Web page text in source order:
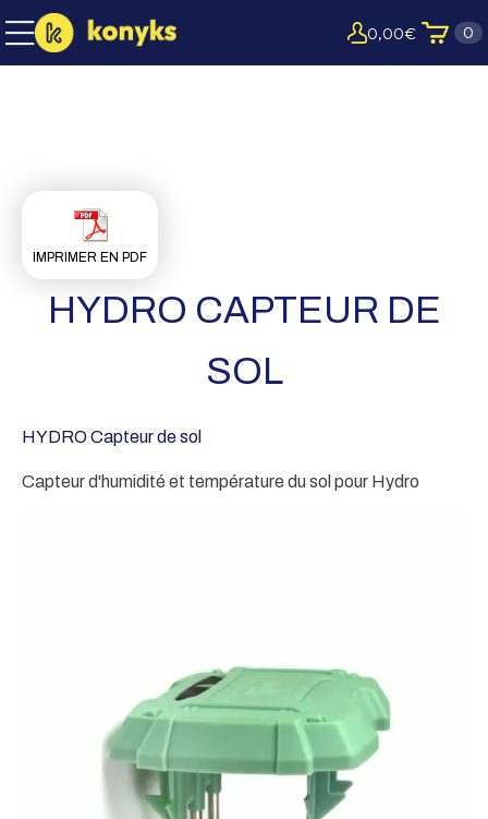
0,00€ 0
IMPRIMER EN PDF
HYDRO CAPTEUR DE
SOL
HYDRO Capteur de sol
Capteur d'humidité et température du sol pour Hydro